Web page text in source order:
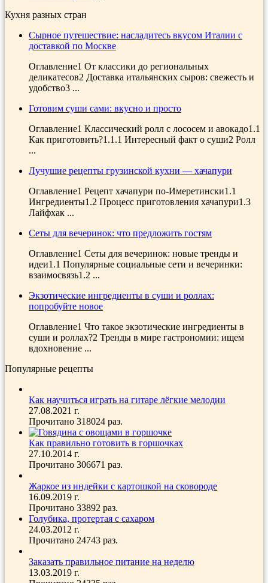
Кухня разных стран
Сырное путешествие: насладитесь вкусом Италии с
доставкой по Москве
Оглавление1 От классики до региональных
деликатесов2 Доставка итальянских сыров: свежесть и
удобство3 ...
Готовим суши сами: вкусно и просто
Оглавление1 Классический ролл с лососем и авокадо1.1
Как приготовить?1.1.1 Интересный факт о суши2 Ролл
...
Лучушие рецепты грузинской кухни — хачапури
Оглавление1 Рецепт хачапури по-Имеретински1.1
Ингредиенты1.2 Процесс приготовления хачапури1.3
Лайфхак ...
Сеты для вечеринок: что предложить гостям
Оглавление1 Сеты для вечеринок: новые тренды и
идеи1.1 Популярные социальные сети и вечеринки:
взаимосвязь1.2 ...
Экзотические ингредиенты в суши и роллах:
попробуйте новое
Оглавление1 Что такое экзотические ингредиенты в
суши и роллах?2 Тренды в мире гастрономии: ищем
вдохновение ...
Популярные рецепты
Как научиться играть на гитаре лёгкие мелодии
27.08.2021 г.
Прочитано 318024 раз.
Как правильно готовить в горшочках
27.10.2014 г.
Прочитано 306671 раз.
Жаркое из индейки с картошкой на сковороде
16.09.2019 г.
Прочитано 33892 раз.
Голубика, протертая с сахаром
24.03.2012 г.
Прочитано 24743 раз.
Заказать правильное питание на неделю
13.03.2019 г.